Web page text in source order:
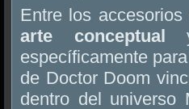
Entre los
arte conceptual
específicamente
de Doctor Doom
dentro del universo